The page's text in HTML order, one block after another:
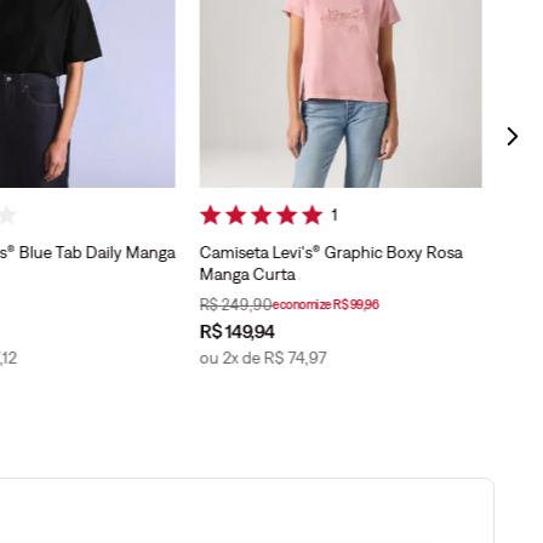
Blue Tab Daily Manga
,12
1
Camiseta Levi's® Graphic Boxy Rosa
Manga Curta
R$ 249,90economizeR$99,96
R$149,94
ou 2x deR$ 74,97